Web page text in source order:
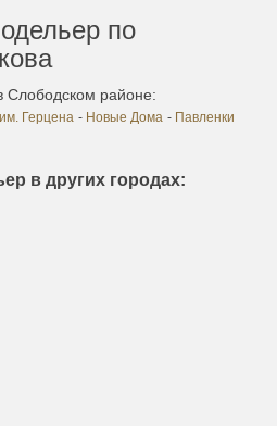
по
Слободском районе:
Герцена - Новые Дома - Павленки
в других городах: